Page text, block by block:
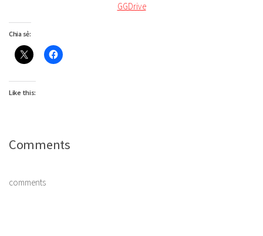
GGDrive
Chia sẻ:
Like this:
Comments
comments